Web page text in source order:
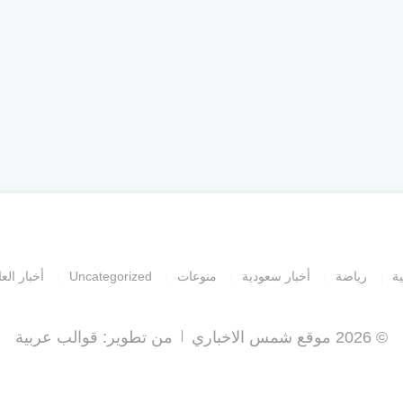
رياضة أخبار سعودية منوعات Uncategorized أخبار
© 2026 موقع شمس الاخباري من تطوير: قوالب عربية